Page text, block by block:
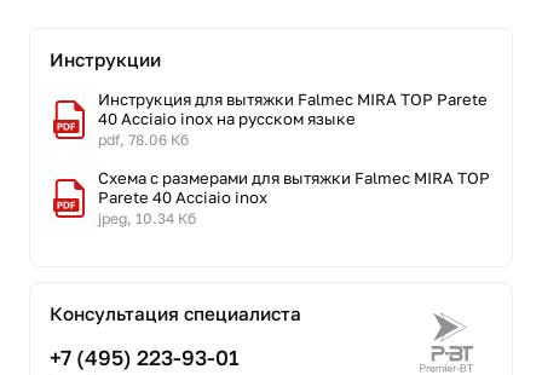
Инструкции
Инструкция для вытяжки Falmec MIRA TOP Parete
40 Acciaio inox на русском языке
pdf, 78.06 Кб
Схема с размерами для вытяжки Falmec MIRA TOP
Parete 40 Acciaio inox
jpeg, 10.34 Кб
Консультация специалиста
+7 (495) 223-93-01